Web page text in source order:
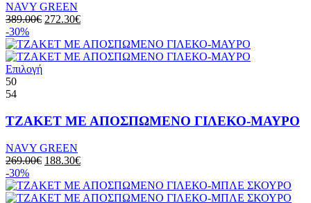
NAVY GREEN
389.00€ 272.30€
-30%
Επιλογή
50
54
ΤΖΑΚΕΤ ΜΕ ΑΠΟΣΠΩΜΕΝΟ ΓΙΛΕΚΟ-ΜΑΥΡΟ
NAVY GREEN
269.00€ 188.30€
-30%